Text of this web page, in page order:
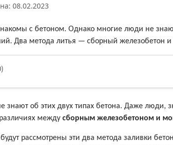
08.02.2023
с бетоном. Однако многие люди не
Два метода литья — сборный железобетон
знают об этих двух типах бетона. Даже люди,
между сборным железобетоном и
будут рассмотрены эти два метода заливки